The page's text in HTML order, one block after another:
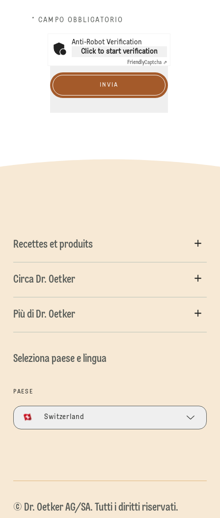
* CAMPO OBBLIGATORIO
Anti-Robot Verification
Click to start verification
FriendlyCaptcha ⇗
INVIA
Recettes et produits
Circa Dr. Oetker
Più di Dr. Oetker
Seleziona paese e lingua
PAESE
Switzerland
© Dr. Oetker AG/SA. Tutti i diritti riservati.